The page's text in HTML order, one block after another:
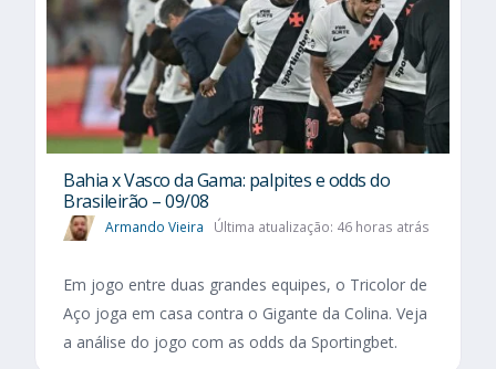
Bahia x Vasco da Gama: palpites e odds do
Brasileirão – 09/08
Armando Vieira Última atualização: 46 horas atrás
Em jogo entre duas grandes equipes, o Tricolor de
Aço joga em casa contra o Gigante da Colina. Veja
a análise do jogo com as odds da Sportingbet.